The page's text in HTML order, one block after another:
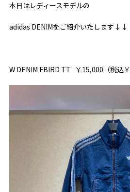
本日はレディースモデルの
adidas DENIMをご紹介いたします↓↓
W DENIM FBIRD TT ￥15,000（税込￥